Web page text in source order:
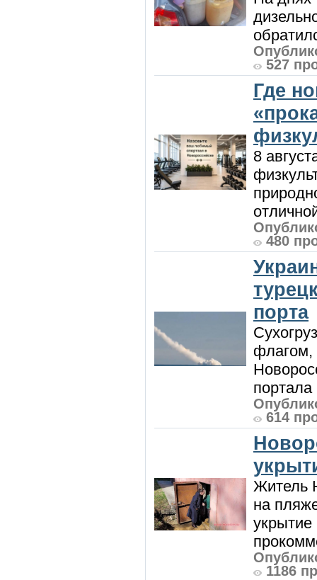
527
Где
8
480
порта
флагом,
614
Житель
на
1186